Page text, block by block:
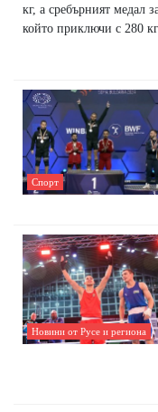
кг, а сребърният медал
който приключи с 280 кг
Спорт
Новини от Русе и региона